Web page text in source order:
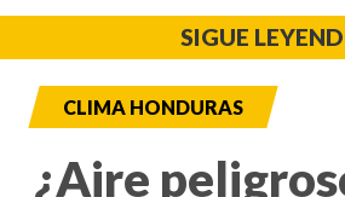
SIGUE
CLIMA HONDURAS
¿Aire